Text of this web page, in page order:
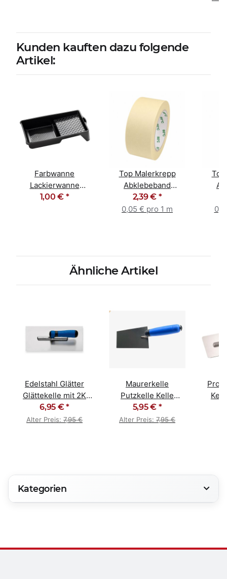
Kunden kauften dazu folgende
Artikel:
Farbwanne
Lackierwanne
Kunststoff schwarz
1,00 € *
Top Malerkrepp
Abklebeband
Kreppband
Malerband 50mm x
2,39 € *
0,05 € pro 1 m
Ähnliche Artikel
Edelstahl Glätter
Glättekelle mit 2K
ergo-grip rostfrei
6,95 €*
Alter Preis: 7,95 €
Maurerkelle
Putzkelle Kelle
160mm Softgriff
rostfrei
5,95 € *
Alter Preis: 7,95 €
Profi
Kategorien